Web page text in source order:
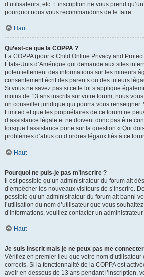
d’utilisateurs, etc. L’inscription ne vous prend
pourquoi nous vous recommandons de le faire.
Haut
Qu’est-ce que la COPPA ?
La COPPA (pour « Child Online Privacy and
États-Unis d’Amérique qui demande aux sites
potentiellement des informations sur les mineurs
consentement écrit des parents ou des tuteurs
Si vous ne savez pas si cette loi s’applique
moins de 13 ans inscrits sur votre forum, nous
un conseiller juridique qui pourra vous renseigner.
Limited et que les propriétaires de ce forum ne
d’assistance légale et ne doivent donc pas être
lorsque l’assistance porte sur la question « Qui
problèmes d’abus ou d’ordres légaux liés à ce
Haut
Pourquoi ne puis-je pas m’inscrire ?
Il est possible qu’un administrateur du forum ait
d’empêcher les nouveaux visiteurs de s’inscrire.
possible qu’un administrateur du forum ait banni
l’utilisation du nom d’utilisateur que vous
d’informations, veuillez contacter un
Haut
Je suis inscrit mais je ne peux pas me
Vérifiez en premier lieu que votre nom
corrects. Si la fonctionnalité de la COPPA est
avoir en dessous de 13 ans pendant l’inscription,